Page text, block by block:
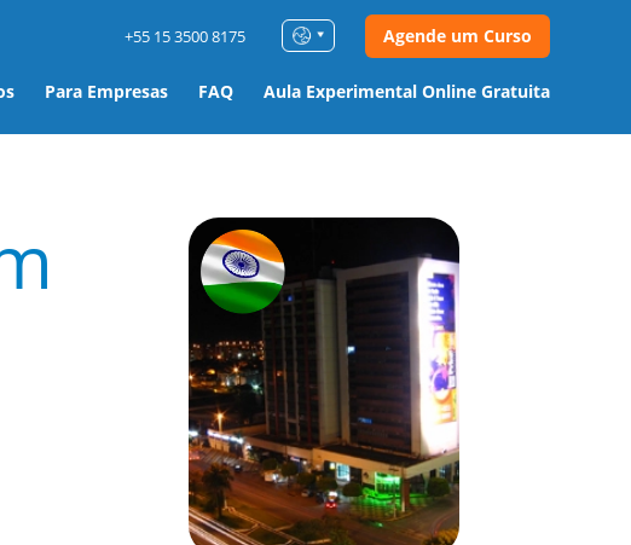
Para Empresas FAQ Aula Experimental Online Gratuita
+55 15 3500 8175 Agende um Curso